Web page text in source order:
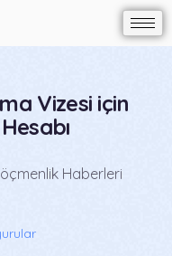
Vizesi için
Haberleri